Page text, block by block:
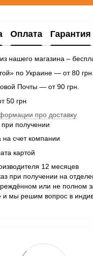
Оплата Гарантия
нашего магазина –
по Украине — от 80 грн.
Почты — от 90 грн.
50 грн
про доставку
получении
на счет компании
картой
12 месяцев
при получении на
или не полном
и мы решим вопрос в